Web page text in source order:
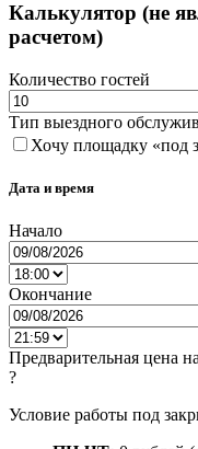
Калькулятор (не
расчетом)
Количество гостей
Тип выездного
Хочу площадку «под
Дата и время
Начало
Окончание
Предварительная цена
?
Условие работы под